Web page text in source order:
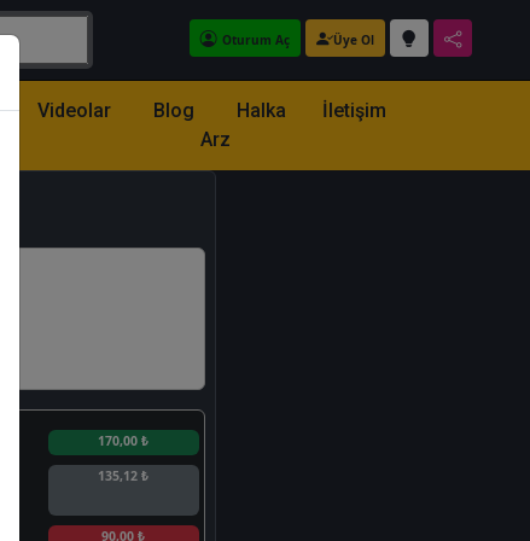
Oturum Aç Üye Ol
Videolar Blog
Halka
Arz
İletişim
170,00 ₺
135,12 ₺
90,00 ₺